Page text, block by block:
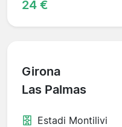
24 €
Girona
Las Palmas
Estadi Montilivi